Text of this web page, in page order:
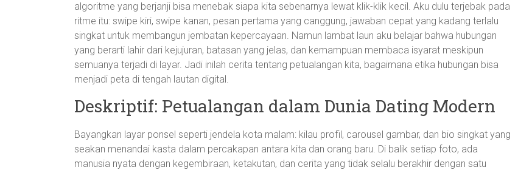
algoritme yang berjanji bisa menebak siapa kita sebenarnya lewat klik-klik kecil. Aku dulu terjebak pada
ritme itu: swipe kiri, swipe kanan, pesan pertama yang canggung, jawaban cepat yang kadang terlalu
singkat untuk membangun jembatan kepercayaan. Namun lambat laun aku belajar bahwa hubungan
yang berarti lahir dari kejujuran, batasan yang jelas, dan kemampuan membaca isyarat meskipun
semuanya terjadi di layar. Jadi inilah cerita tentang petualangan kita, bagaimana etika hubungan bisa
menjadi peta di tengah lautan digital.
Deskriptif: Petualangan dalam Dunia Dating Modern
Bayangkan layar ponsel seperti jendela kota malam: kilau profil, carousel gambar, dan bio singkat yang
seakan menandai kasta dalam percakapan antara kita dan orang baru. Di balik setiap foto, ada
manusia nyata dengan kegembiraan, ketakutan, dan cerita yang tidak selalu berakhir dengan satu